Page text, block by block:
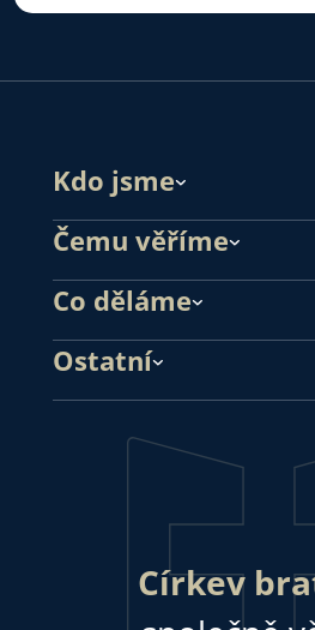
Kdo jsme
Čemu věříme
Co děláme
Ostatní
Církev